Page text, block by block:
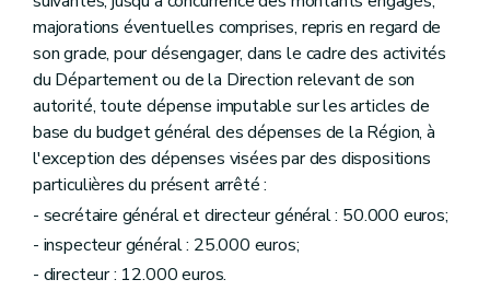
majorations éventuelles comprises, repris en regard de
son grade, pour désengager, dans le cadre des activités
du Département ou de la Direction relevant de son
autorité, toute dépense imputable sur les articles de
base du budget général des dépenses de la Région, à
l'exception des dépenses visées par des dispositions
particulières du présent arrêté :
- secrétaire général et directeur général : 50.000 euros;
- inspecteur général : 25.000 euros;
- directeur : 12.000 euros.